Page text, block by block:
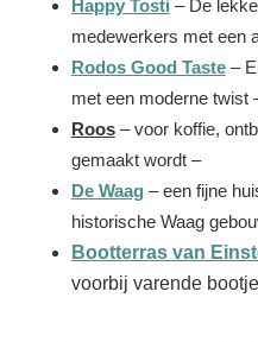
Happy Tosti – De
medewerkers met een
Rodos Good Taste–
met een moderne twist
Roos– voor koffie,
gemaakt wordt –
De Waag– een fijne
historische Waag
Bootterras van
voorbij varende